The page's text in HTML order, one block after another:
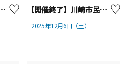
チイルミネーション【湯河原町】 【開催終了】川崎市民プラザ「クリスマス・ファミリーフェスタ2025」
2025年12月6日（土）